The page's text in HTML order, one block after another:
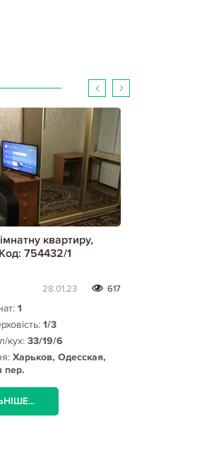
квартиру,
754432/1
28.01.23 617
1
1/3
кух: 33/19/6
Харьков, Одесская,
пер.